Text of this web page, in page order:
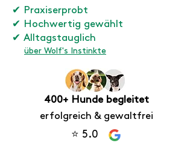
✔ Praxiserprobt
✔ Hochwertig gewählt
✔ Alltagstauglich
über Wolf's Instinkte
400+ Hunde begleitet
erfolgreich & gewaltfrei
⭐ 5.0